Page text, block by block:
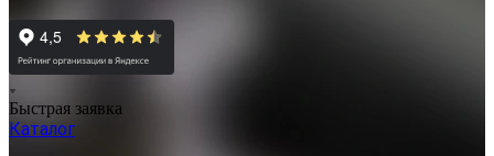
Быстрая заявка
Каталог